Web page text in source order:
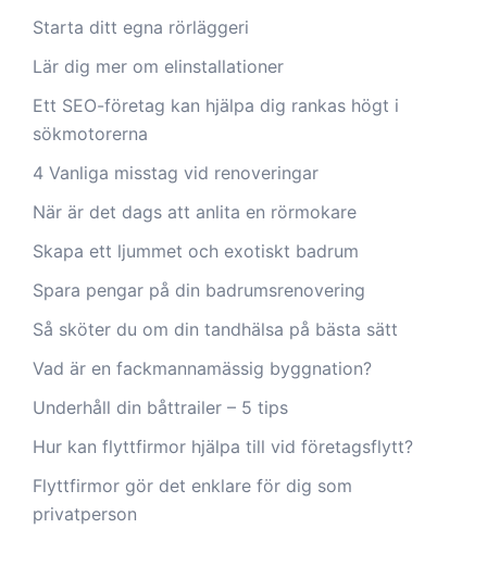
Starta ditt egna rörläggeri
Lär dig mer om elinstallationer
Ett SEO-företag kan hjälpa dig rankas högt i
sökmotorerna
4 Vanliga misstag vid renoveringar
När är det dags att anlita en rörmokare
Skapa ett ljummet och exotiskt badrum
Spara pengar på din badrumsrenovering
Så sköter du om din tandhälsa på bästa sätt
Vad är en fackmannamässig byggnation?
Underhåll din båttrailer – 5 tips
Hur kan flyttfirmor hjälpa till vid företagsflytt?
Flyttfirmor gör det enklare för dig som
privatperson